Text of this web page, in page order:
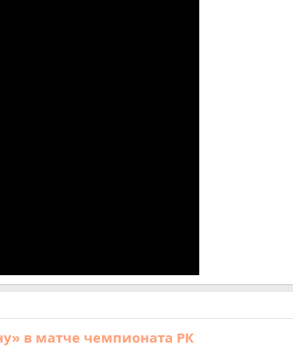
в матче чемпионата РК